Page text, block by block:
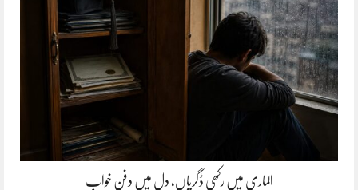
الماری میں رکھی ڈگریاں، دل میں دفن خواب